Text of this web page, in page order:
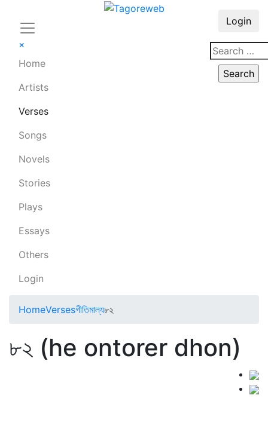
×
Home
Artists
Verses
Songs
Novels
Stories
Plays
Essays
Others
Login
Login
HomeVersesগীতিমাল্য৮২
৮২ (he ontorer dhon)